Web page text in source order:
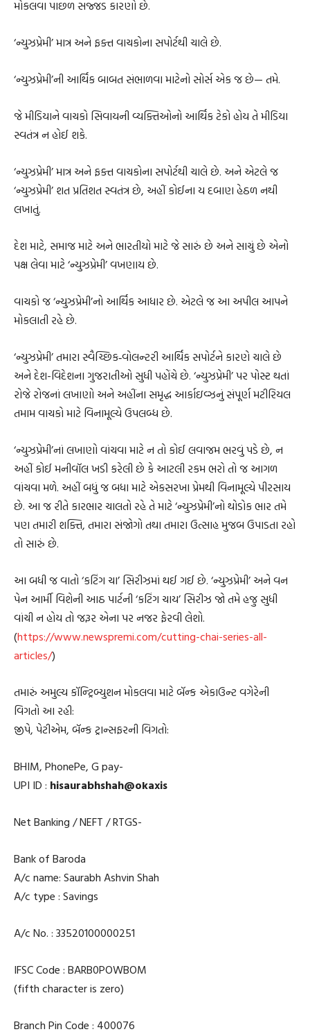
મોકલવા પાછળ સજ્જડ કારણો છે.
‘ન્યુઝપ્રેમી’ માત્ર અને ફક્ત વાચકોના સપોર્ટથી ચાલે છે.
‘ન્યુઝપ્રેમી’ની આર્થિક બાબત સંભાળવા માટેનો સોર્સ એક જ છે— તમે.
જે મીડિયાને વાચકો સિવાયની વ્યક્તિઓનો આર્થિક ટેકો હોય તે મીડિયા
સ્વતંત્ર ન હોઈ શકે.
‘ન્યુઝપ્રેમી’ માત્ર અને ફક્ત વાચકોના સપોર્ટથી ચાલે છે. અને એટલે જ
‘ન્યુઝપ્રેમી’ શત પ્રતિશત સ્વતંત્ર છે, અહીં કોઈના ય દબાણ હેઠળ નથી
લખાતું.
દેશ માટે, સમાજ માટે અને ભારતીયો માટે જે સારું છે અને સાચું છે એનો
પક્ષ લેવા માટે ‘ન્યુઝપ્રેમી’ વખણાય છે.
વાચકો જ ‘ન્યુઝપ્રેમી’નો આર્થિક આધાર છે. એટલે જ આ અપીલ આપને
મોકલાતી રહે છે.
‘ન્યુઝપ્રેમી’ તમારા સ્વૈચ્છિક‐વોલન્ટરી આર્થિક સપોર્ટને કારણે ચાલે છે
અને દેશ-વિદેશના ગુજરાતીઓ સુધી પહોંચે છે. ‘ન્યુઝપ્રેમી’ પર પોસ્ટ થતાં
રોજે રોજનાં લખાણો અને અહીંના સમૃદ્ધ આર્કાઇવ્ઝનું સંપૂર્ણ મટીરિયલ
તમામ વાચકો માટે વિનામૂલ્યે ઉપલબ્ધ છે.
‘ન્યુઝપ્રેમી’નાં લખાણો વાંચવા માટે ન તો કોઈ લવાજમ ભરવું પડે છે, ન
અહીં કોઈ મનીવૉલ ખડી કરેલી છે કે આટલી રકમ ભરો તો જ આગળ
વાંચવા મળે. અહીં બધું જ બધા માટે એકસરખા પ્રેમથી વિનામૂલ્યે પીરસાય
છે. આ જ રીતે કારભાર ચાલતો રહે તે માટે ‘ન્યુઝપ્રેમી’નો થોડોક ભાર તમે
પણ તમારી શક્તિ, તમારા સંજોગો તથા તમારા ઉત્સાહ મુજબ ઉપાડતા રહો
તો સારું છે.
આ બધી જ વાતો ‘કટિંગ ચા’ સિરીઝમાં થઈ ગઈ છે. ‘ન્યુઝપ્રેમી’ અને વન
પેન આર્મી વિશેની આઠ પાર્ટની ‘કટિંગ ચાય’ સિરીઝ જો તમે હજુ સુધી
વાંચી ન હોય તો જરૂર એના પર નજર ફેરવી લેશો.
(https://www.newspremi.com/cutting-chai-series-all-
articles/)
તમારું અમુલ્ય કૉન્ટ્રિબ્યુશન મોકલવા માટે બૅન્ક એકાઉન્ટ વગેરેની
વિગતો આ રહી:
જીપે, પેટીએમ, બૅન્ક ટ્રાન્સફરની વિગતો:
BHIM, PhonePe, G pay-
UPI ID : hisaurabhshah@okaxis
Net Banking / NEFT / RTGS-
Bank of Baroda
A/c name: Saurabh Ashvin Shah
A/c type : Savings
A/c No. : 33520100000251
IFSC Code : BARB0POWBOM
(fifth character is zero)
Branch Pin Code : 400076